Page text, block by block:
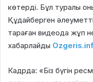
көтерді. Бұл туралы
Құдайберген
тараған видеода жұп
хабарлайды
Кадрда: «Біз бүгін